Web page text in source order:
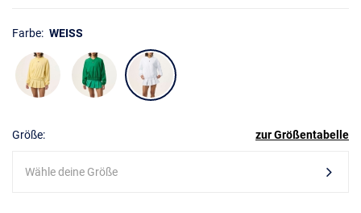
Farbe: WEISS
Größe: zur Größentabelle
Wähle deine Größe